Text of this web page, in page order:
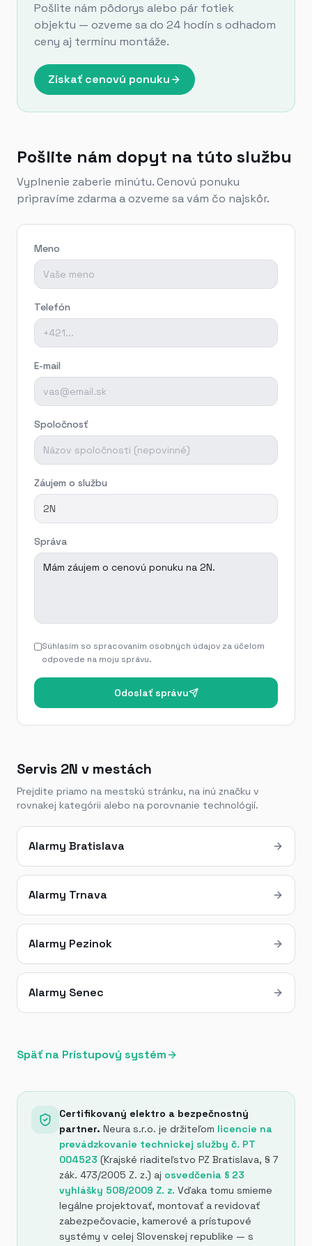
Pošlite nám pôdorys alebo pár fotiek
objektu — ozveme sa do 24 hodín s odhadom
ceny aj termínu montáže.
Získať cenovú ponuku
Pošlite nám dopyt na túto službu
Vyplnenie zaberie minútu. Cenovú ponuku
pripravíme zdarma a ozveme sa vám čo najskôr.
Meno
Telefón
E-mail
Spoločnosť
Záujem o službu
Správa
Súhlasím so spracovaním osobných údajov za účelom
odpovede na moju správu.
Odoslať správu
Servis 2N v mestách
Prejdite priamo na mestskú stránku, na inú značku v
rovnakej kategórii alebo na porovnanie technológií.
Alarmy Bratislava
Alarmy Trnava
Alarmy Pezinok
Alarmy Senec
Späť na Prístupový systém
Certifikovaný elektro a bezpečnostný
partner. Neura s.r.o. je držiteľom licencie na
prevádzkovanie technickej služby č. PT
004523 (Krajské riaditeľstvo PZ Bratislava, § 7
zák. 473/2005 Z. z.) aj osvedčenia § 23
vyhlášky 508/2009 Z. z. Vďaka tomu smieme
legálne projektovať, montovať a revidovať
zabezpečovacie, kamerové a prístupové
systémy v celej Slovenskej republike — s